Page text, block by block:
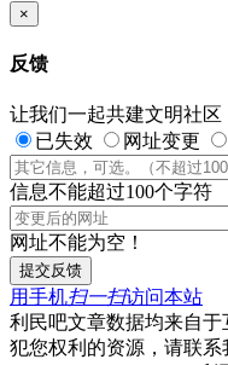
×
反馈
让我们一起共建文明社区
已失效
网址变更
信息不能超过100个字符
网址不能为空！
提交反馈
用手机扫一扫访问本站
利民吧文章数据均来自
犯您权利的资源，请联系